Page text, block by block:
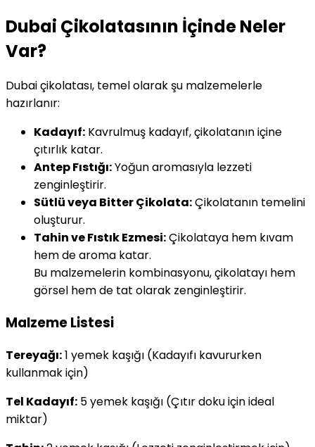
Dubai Çikolatasının İçinde Neler
Var?
Dubai çikolatası, temel olarak şu malzemelerle
hazırlanır:
Kadayıf: Kavrulmuş kadayıf, çikolatanın içine
çıtırlık katar.
Antep Fıstığı:Yoğun aromasıyla lezzeti
zenginleştirir.
Sütlü veya Bitter Çikolata:Çikolatanın temelini
oluşturur.
Tahin ve Fıstık Ezmesi:Çikolataya hem kıvam
hem de aroma katar.
Bu malzemelerin kombinasyonu, çikolatayı hem
görsel hem de tat olarak zenginleştirir.
Malzeme Listesi
Tereyağı:1 yemek kaşığı (Kadayıfı kavururken
kullanmak için)
Tel Kadayıf: 5 yemek kaşığı (Çıtır doku için ideal
miktar)